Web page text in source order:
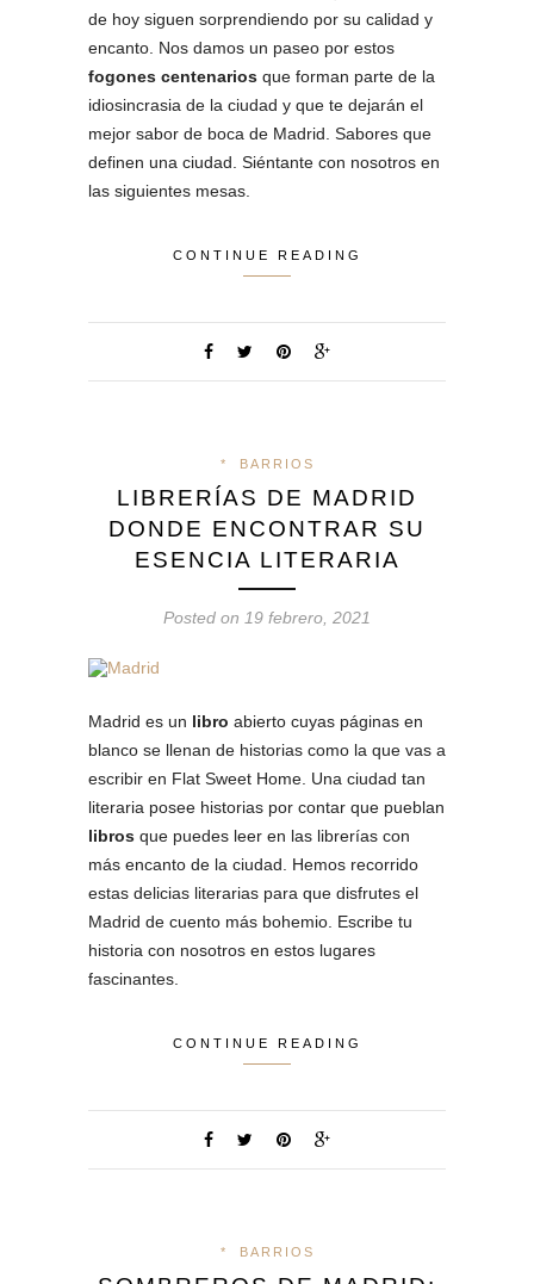
de hoy siguen sorprendiendo por su calidad y
encanto. Nos damos un paseo por estos
fogones centenarios que forman parte de la
idiosincrasia de la ciudad y que te dejarán el
mejor sabor de boca de Madrid. Sabores que
definen una ciudad. Siéntante con nosotros en
las siguientes mesas.
CONTINUE READING
* BARRIOS
LIBRERÍAS DE MADRID
DONDE ENCONTRAR SU
ESENCIA LITERARIA
Posted on 19 febrero, 2021
Madrid es un libro abierto cuyas páginas en
blanco se llenan de historias como la que vas a
escribir en Flat Sweet Home. Una ciudad tan
literaria posee historias por contar que pueblan
libros que puedes leer en las librerías con
más encanto de la ciudad. Hemos recorrido
estas delicias literarias para que disfrutes el
Madrid de cuento más bohemio. Escribe tu
historia con nosotros en estos lugares
fascinantes.
CONTINUE READING
* BARRIOS